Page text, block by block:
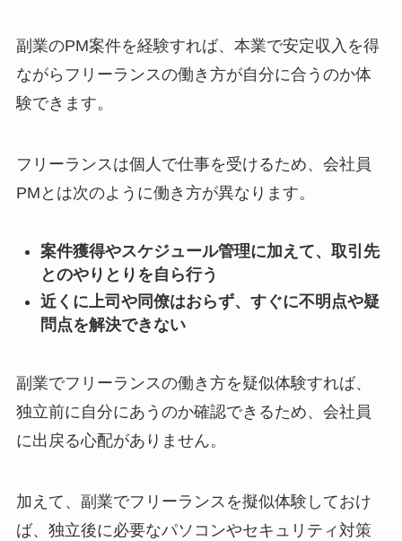
副業のPM案件を経験すれば、本業で安定収入を得
ながらフリーランスの働き方が自分に合うのか体
験できます。
フリーランスは個人で仕事を受けるため、会社員
PMとは次のように働き方が異なります。
案件獲得やスケジュール管理に加えて、取引先
とのやりとりを自ら行う
近くに上司や同僚はおらず、すぐに不明点や疑
問点を解決できない
副業でフリーランスの働き方を疑似体験すれば、
独立前に自分にあうのか確認できるため、会社員
に出戻る心配がありません。
加えて、副業でフリーランスを擬似体験しておけ
ば、独立後に必要なパソコンやセキュリティ対策